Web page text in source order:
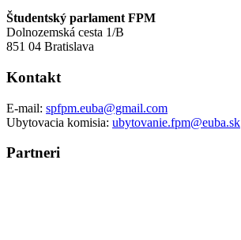
Študentský parlament FPM
Dolnozemská cesta 1/B
851 04 Bratislava
Kontakt
E-mail: spfpm.euba@gmail.com
Ubytovacia komisia: ubytovanie.fpm@euba.sk
Partneri